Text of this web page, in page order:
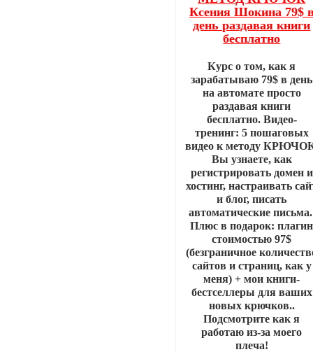
Ксения Шокина 79$
день раздавая книги
бесплатно
Курс о том, как я
зарабатываю 79$ в день
на автомате просто
раздавая книги
бесплатно. Видео-
тренинг: 5 пошаговых
видео к методу
Вы узнаете, как
регистрировать домен и
хостинг, настраивать
и блог, писать
автоматические
Плюс в подарок: плагин
стоимостью 97$
(безграничное
сайтов и страниц, как у
меня) + мои книги-
бестселлеры для ваших
новых крючков..
Подсмотрите как я
работаю из-за моего
плеча!